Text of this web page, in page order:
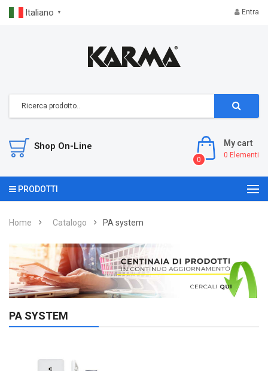
Italiano ▼ Entra
My cart
0 Elementi
0
Shop On-Line
PRODOTTI
Home Catalogo PA system
PA SYSTEM